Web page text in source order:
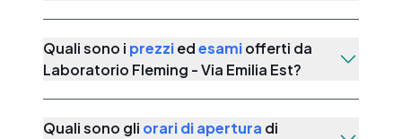
Quali sono i prezziedesamiofferti da
Laboratorio Fleming - Via Emilia Est?
Quali sono gli orari di apertura di